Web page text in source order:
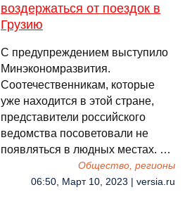
воздержаться от поездок в
Грузию
С предупреждением выступило
Минэкономразвития.
Соотечественникам, которые
уже находится в этой стране,
представители российского
ведомства посоветовали не
появляться в людных местах. …
Общество, регионы
06:50, Март 10, 2023 | versia.ru